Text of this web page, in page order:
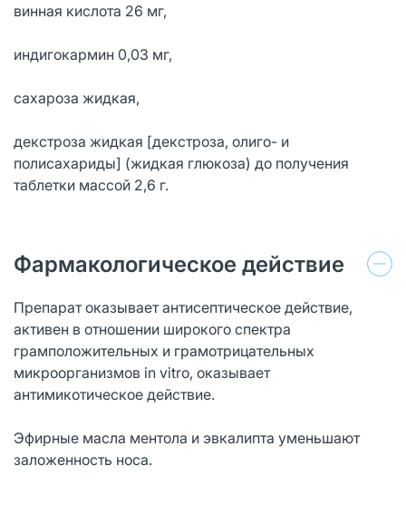
винная кислота 26 мг,
индигокармин 0,03 мг,
сахароза жидкая,
декстроза жидкая [декстроза, олиго- и
полисахариды] (жидкая глюкоза) до получения
таблетки массой 2,6 г.
Фармакологическое действие
Препарат оказывает антисептическое действие,
активен в отношении широкого спектра
грамположительных и грамотрицательных
микроорганизмов in vitro, оказывает
антимикотическое действие.
Эфирные масла ментола и эвкалипта уменьшают
заложенность носа.